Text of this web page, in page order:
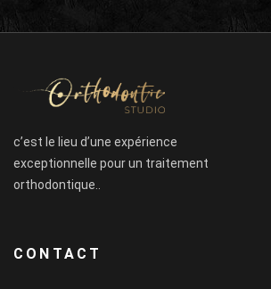
c’est le lieu d’une expérience
exceptionnelle pour un traitement
orthodontique..
CONTACT